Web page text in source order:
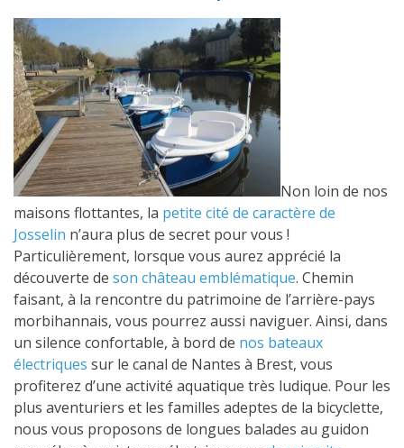
Non loin de nos
maisons flottantes, la petite cité de caractère de
Josselin n’aura plus de secret pour vous !
Particulièrement, lorsque vous aurez apprécié la
découverte de son château emblématique. Chemin
faisant, à la rencontre du patrimoine de l’arrière-pays
morbihannais, vous pourrez aussi naviguer. Ainsi, dans
un silence confortable, à bord de nos bateaux
électriques sur le canal de Nantes à Brest, vous
profiterez d’une activité aquatique très ludique. Pour les
plus aventuriers et les familles adeptes de la bicyclette,
nous vous proposons de longues balades au guidon